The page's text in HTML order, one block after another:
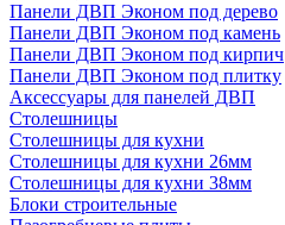
Панели ДВП Эконом под дерево
Панели ДВП Эконом под камень
Панели ДВП Эконом под кирпич
Панели ДВП Эконом под плитку
Аксессуары для панелей ДВП
Столешницы
Столешницы для кухни
Столешницы для кухни 26мм
Столешницы для кухни 38мм
Блоки строительные